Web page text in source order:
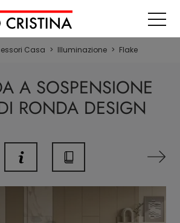
Casa > Illuminazione > Flake
A SOSPENSIONE
RONDA DESIGN